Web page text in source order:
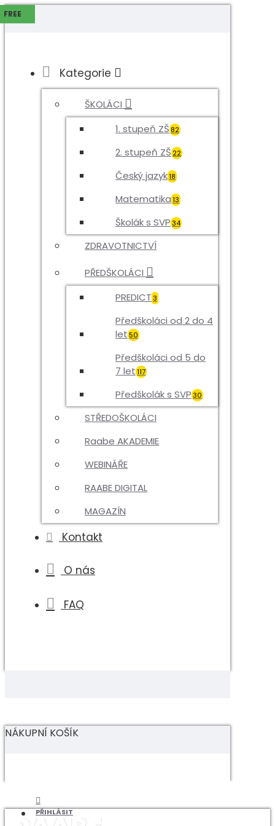
MENU
Kategorie
ŠKOLÁCI
1. stupeň ZŠ 82
2. stupeň ZŠ 22
Český jazyk18
Matematika13
Školák s SVP34
ZDRAVOTNICTVÍ
PŘEDŠKOLÁCI
PREDICT3
Předškoláci od 2 do 4
let50
Předškoláci od 5 do
7 let117
Předškolák s SVP30
STŘEDOŠKOLÁCI
Raabe AKADEMIE
WEBINÁŘE
RAABE DIGITAL
MAGAZÍN
Kontakt
O nás
FAQ
NÁKUPNÍ KOŠÍK
PŘIHLÁSIT
FREE